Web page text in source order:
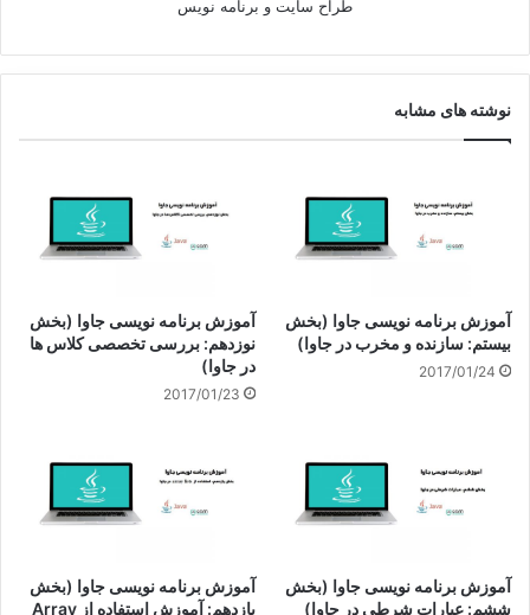
طراح سایت و برنامه نویس
نوشته های مشابه
آموزش برنامه نویسی جاوا (بخش
بیستم: سازنده و مخرب در جاوا)
2017/01/24
آموزش برنامه نویسی جاوا (بخش
نوزدهم: بررسی تخصصی کلاس ها
در جاوا)
2017/01/23
آموزش برنامه نویسی جاوا (بخش
ششم: عبارات شرطی در جاوا)
آموزش برنامه نویسی جاوا (بخش
یازدهم: آموزش استفاده از Array